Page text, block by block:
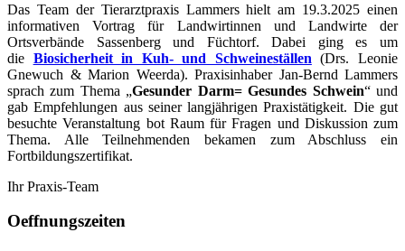
Das Team der Tierarztpraxis Lammers hielt am 19.3.2025 einen
informativen Vortrag für Landwirtinnen und Landwirte der
Ortsverbände Sassenberg und Füchtorf. Dabei ging es um
die Biosicherheit in Kuh- und Schweineställen (Drs. Leonie
Gnewuch & Marion Weerda). Praxisinhaber Jan-Bernd Lammers
sprach zum Thema „Gesunder Darm= Gesundes Schwein“ und
gab Empfehlungen aus seiner langjährigen Praxistätigkeit. Die gut
besuchte Veranstaltung bot Raum für Fragen und Diskussion zum
Thema. Alle Teilnehmenden bekamen zum Abschluss ein
Fortbildungszertifikat.
Ihr Praxis-Team
Oeffnungszeiten